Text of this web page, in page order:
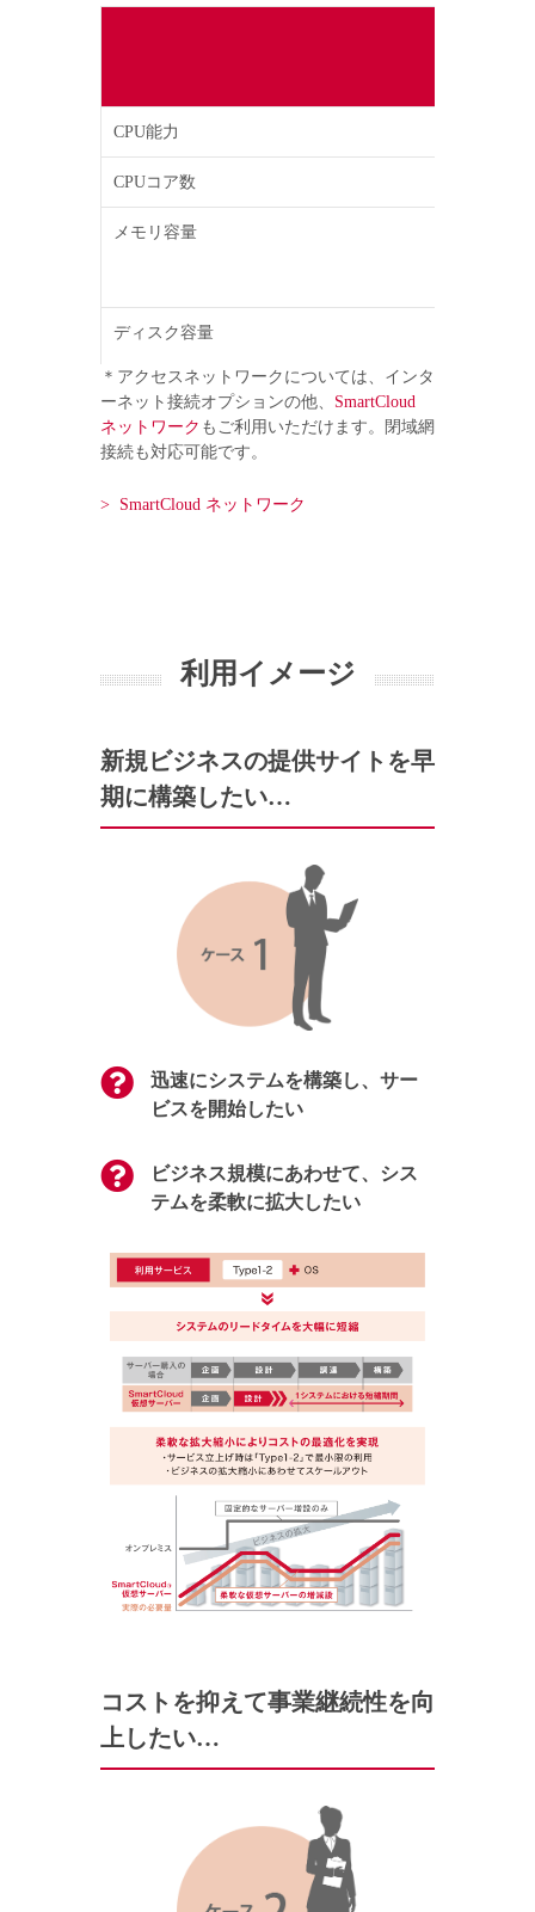
CPU能力
CPUコア数
メモリ容量
ディスク容量
NIC
ダッシュボード
遠隔バックアップ
インターネット接続オプション
問い合わせ・故障対応
サービス品質保証（SLA）
＊アクセスネットワークについては、インタ
ーネット接続オプションの他、 SmartCloud
ネットワーク もご利用いただけます。閉域網
接続も対応可能です。
> SmartCloud ネットワーク
利用イメージ
新規ビジネスの提供サイトを早
期に構築したい…
迅速にシステムを構築し、サー
ビスを開始したい
ビジネス規模にあわせて、シス
テムを柔軟に拡大したい
コストを抑えて事業継続性を向
上したい…